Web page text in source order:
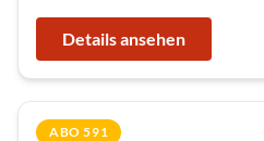
Details ansehen
ABO 591